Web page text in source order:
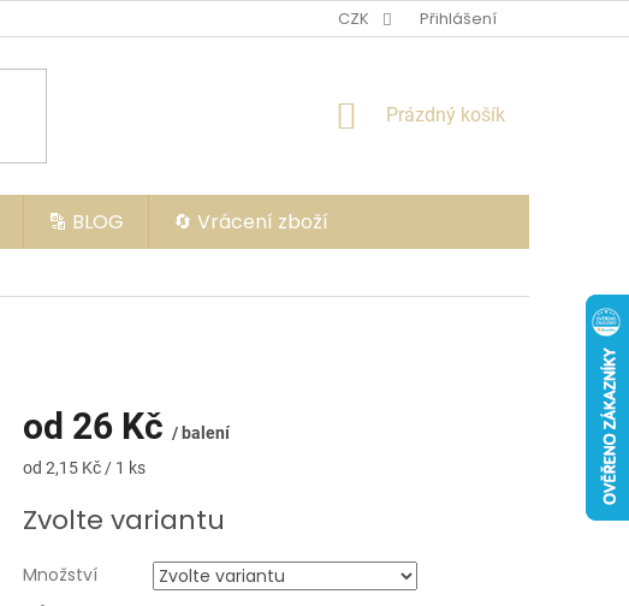
CZK Přihlášení
NÁKUPNÍ
Prázdný košík
🔡 BLOG 🔄 Vrácení zboží
od 26 Kč / balení
Měrná
od 2,15 Kč / 1 ks
Zvolte variantu
Množství